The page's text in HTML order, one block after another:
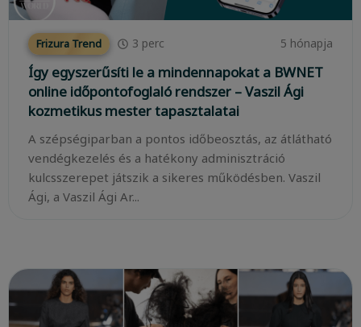
Frizura Trend 3 perc 5 hónapja
Így egyszerűsíti le a mindennapokat a BWNET
online időpontofoglaló rendszer – Vaszil Ági
kozmetikus mester tapasztalatai
A szépségiparban a pontos időbeosztás, az átlátható
vendégkezelés és a hatékony adminisztráció
kulcsszerepet játszik a sikeres működésben. Vaszil
Ági, a Vaszil Ági Ar...